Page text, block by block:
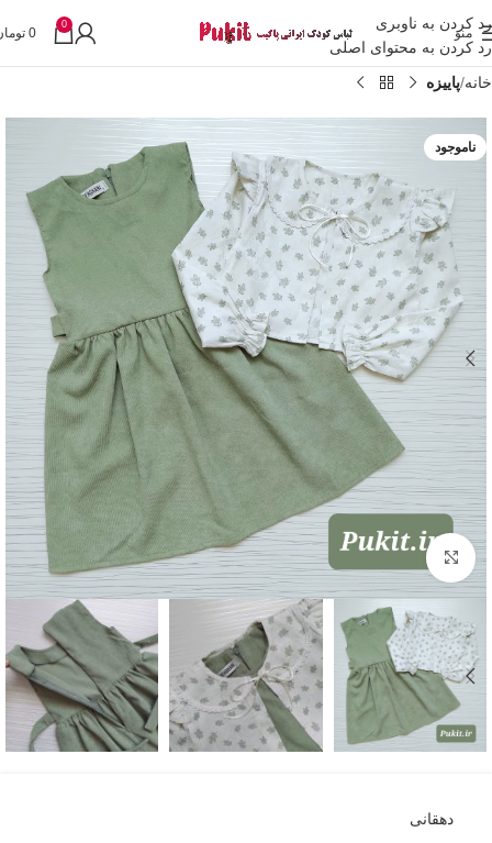
رد کردن به ناوبری
رد کردن به محتوای اصلی
منو
0
0
خانه پاییزه
ناموجود
بزرگنمایی تصویر
دهقانی